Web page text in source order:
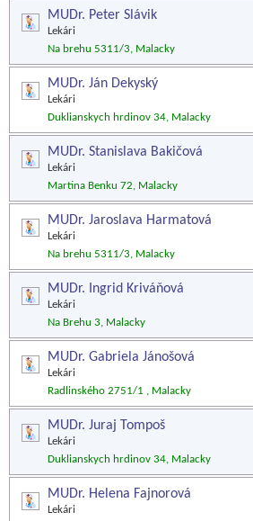
MUDr. Peter Slávik
Lekári
Na brehu 5311/3, Malacky
MUDr. Ján Dekyský
Lekári
Duklianskych hrdinov 34, Malacky
MUDr. Stanislava Bakičová
Lekári
Martina Benku 72, Malacky
MUDr. Jaroslava Harmatová
Lekári
Na brehu 5311/3, Malacky
MUDr. Ingrid Kriváňová
Lekári
Na Brehu 3, Malacky
MUDr. Gabriela Jánošová
Lekári
Radlinského 2751/1 , Malacky
MUDr. Juraj Tompoš
Lekári
Duklianskych hrdinov 34, Malacky
MUDr. Helena Fajnorová
Lekári